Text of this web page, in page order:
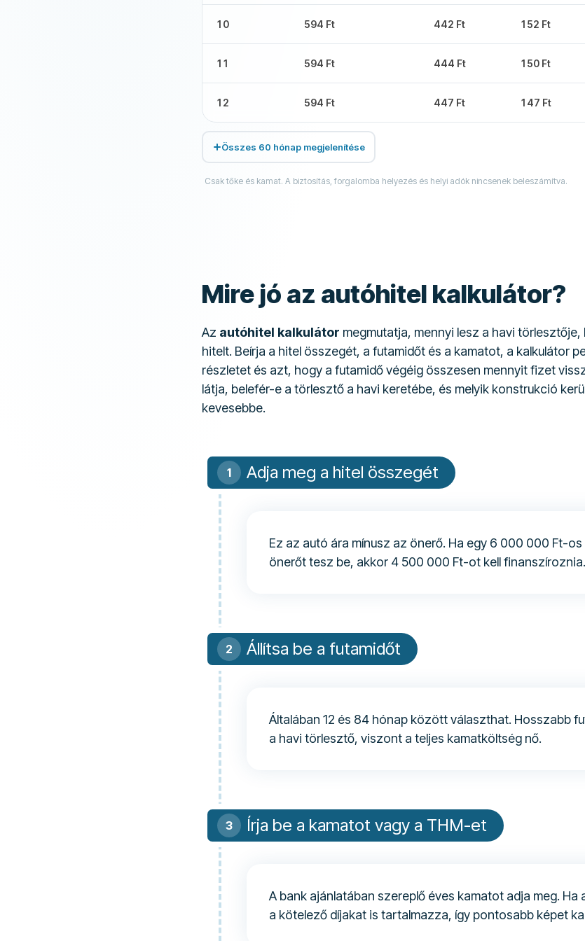
10 594 Ft 442 Ft 152 Ft
11 594 Ft 444 Ft 150 Ft
12 594 Ft 447 Ft 147 Ft
Összes 60 hónap megjelenítése
Csak tőke és kamat. A biztosítás, forgalomba helyezés és helyi adók nincsenek beleszámítva.
Mire jó az autóhitel kalkulátor?
Az autóhitel kalkulátor megmutatja, mennyi lesz a havi
hitelt. Beírja a hitel összegét, a futamidőt és a kamatot, a kalkulátor
részletet és azt, hogy a futamidő végéig összesen mennyit fizet
látja, belefér-e a törlesztő a havi keretébe, és melyik konstrukció
kevesebbe.
Adja meg a hitel összegét
Ez az autó ára mínusz az önerő. Ha egy 6 000 000 Ft-
önerőt tesz be, akkor 4 500 000 Ft-ot kell finanszíroznia.
Állítsa be a futamidőt
Általában 12 és 84 hónap között választhat. Hosszabb
a havi törlesztő, viszont a teljes kamatköltség nő.
Írja be a kamatot vagy a THM-et
A bank ajánlatában szereplő éves kamatot adja meg.
a kötelező díjakat is tartalmazza, így pontosabb képet